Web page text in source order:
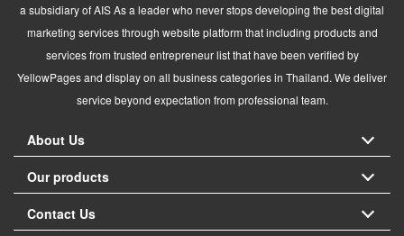
a subsidiary of AIS As a leader who never stops developing the best digital
marketing services through website platform that including products and
services from trusted entrepreneur list that have been verified by
YellowPages and display on all business categories in Thailand. We deliver
service beyond expectation from professional team.
About Us
Our products
Contact Us